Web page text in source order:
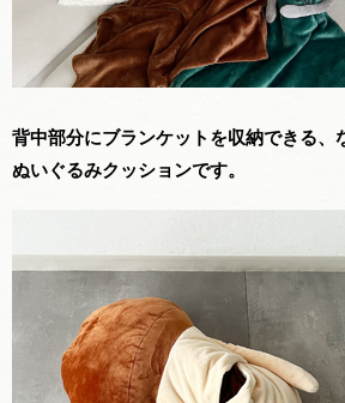
背中部分にブランケットを収納できる、
ぬいぐるみクッションです。